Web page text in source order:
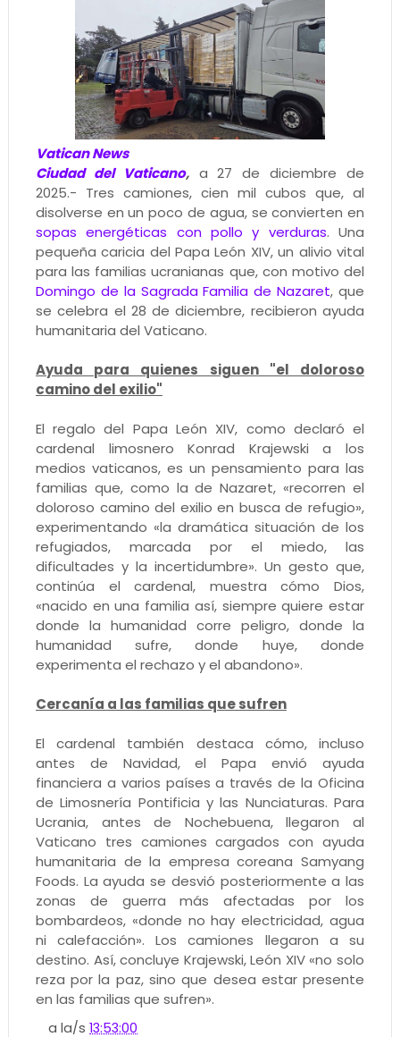
Vatican News
Ciudad del Vaticano,a 27 de diciembre de
2025.- Tres camiones, cien mil cubos que, al
disolverse en un poco de agua, se convierten en
sopas energéticas con pollo y verduras. Una
pequeña caricia del Papa León XIV, un alivio vital
para las familias ucranianas que, con motivo del
Domingo de la Sagrada Familia de Nazaret, que
se celebra el 28 de diciembre, recibieron ayuda
humanitaria del Vaticano.
Ayuda para quienes siguen "el doloroso
camino del exilio"
El regalo del Papa León XIV, como declaró el
cardenal limosnero Konrad Krajewski a los
medios vaticanos, es un pensamiento para las
familias que, como la de Nazaret, «recorren el
doloroso camino del exilio en busca de refugio»,
experimentando «la dramática situación de los
refugiados, marcada por el miedo, las
dificultades y la incertidumbre». Un gesto que,
continúa el cardenal, muestra cómo Dios,
«nacido en una familia así, siempre quiere estar
donde la humanidad corre peligro, donde la
humanidad sufre, donde huye, donde
experimenta el rechazo y el abandono».
Cercanía a las familias que sufren
El cardenal también destaca cómo, incluso
antes de Navidad, el Papa envió ayuda
financiera a varios países a través de la Oficina
de Limosnería Pontificia y las Nunciaturas. Para
Ucrania, antes de Nochebuena, llegaron al
Vaticano tres camiones cargados con ayuda
humanitaria de la empresa coreana Samyang
Foods. La ayuda se desvió posteriormente a las
zonas de guerra más afectadas por los
bombardeos, «donde no hay electricidad, agua
ni calefacción». Los camiones llegaron a su
destino. Así, concluye Krajewski, León XIV «no solo
reza por la paz, sino que desea estar presente
en las familias que sufren».
a la/s13:53:00